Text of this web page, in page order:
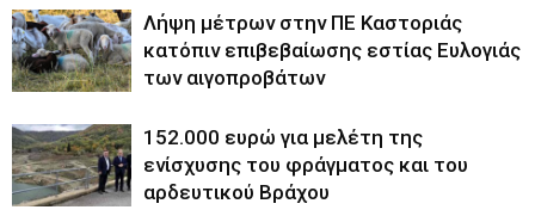
Λήψη μέτρων στην ΠΕ Καστοριάς
κατόπιν επιβεβαίωσης εστίας Ευλογιάς
των αιγοπροβάτων
152.000 ευρώ για μελέτη της
ενίσχυσης του φράγματος και του
αρδευτικού Βράχου